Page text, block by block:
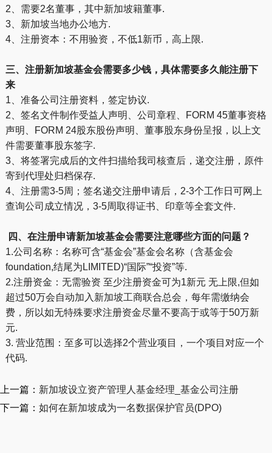
2、需要2名董事，其中新加坡籍董事.
3、新加坡当地办公地方.
4、注册资本：不用验资，不低1新币，高上限.
三、注册新加坡基金会需要多少钱，具体需要多久能注册下
来
1、准备公司注册资料，签定协议.
2、签名文件制作受益人声明、公司章程、FORM 45董事资格
声明、FORM 24股东股份声明、董事股东身份呈报，以上文
件需要董事股东签字.
3、将签署完成后的文件扫描给我司核查后，递交注册，原件
寄到代理处归档保存.
4、注册需3-5周；签名递交注册申请后，2-3个工作日可网上
查询公司成立情况，3-5周取得证书、印章等全套文件.
四、在注册申请新加坡基金会需要注意哪些方面的问题？
1.公司名称：名称可含“基金会”基金会名称（含基金会
foundation,结尾为LIMITED)“国际”“投资”等.
2.注册资金：无需验资 至少注册资金可为1新元 无上限,但如
超过50万会自动加入新加坡工商联合总会，每年需缴纳会
费，所以如无特殊要求注册资金尽量不要高于或等于50万新
元.
3. 营业范围：至多可以选择2个营业项目，一个项目对应一个
代码.
上一篇： 新加坡设立资产管理人基金经理_基金公司注册
下一篇： 如何在新加坡成为一名数据保护官员(DPO)